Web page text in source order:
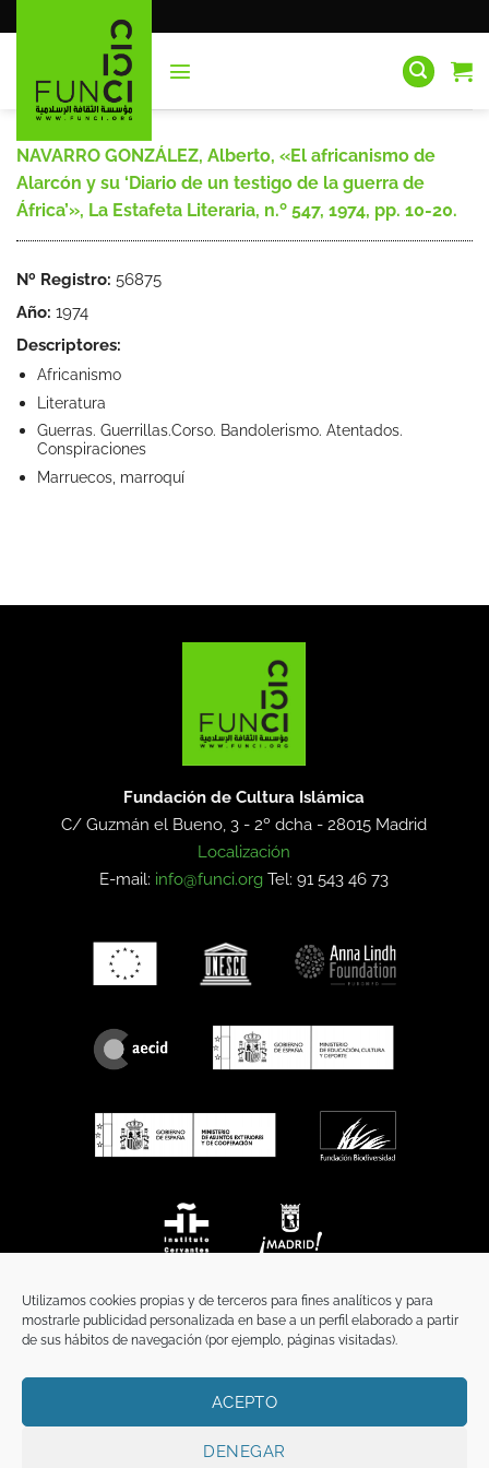
Utilizamos cookies propias y de terceros para fines analíticos y para
mostrarle publicidad personalizada en base a un perfil elaborado a partir
de sus hábitos de navegación (por ejemplo, páginas visitadas).
ACEPTO
DENEGAR
al
NAVARRO GONZÁLEZ, Alberto, «El africanismo de
Alarcón y su ‘Diario de un testigo de la guerra de
África’», La Estafeta Literaria, n.º 547, 1974, pp. 10-20.
Nº Registro: 56875
Año: 1974
Descriptores:
Africanismo
Literatura
Guerras. Guerrillas.Corso. Bandolerismo. Atentados.
Conspiraciones
Marruecos, marroquí
Fundación de Cultura Islámica
C/ Guzmán el Bueno, 3 - 2º dcha -28015 Madrid
Localización
E-mail: info@funci.org Tel: 91 543 46 73
TÉRMINOS Y CONDICIONES